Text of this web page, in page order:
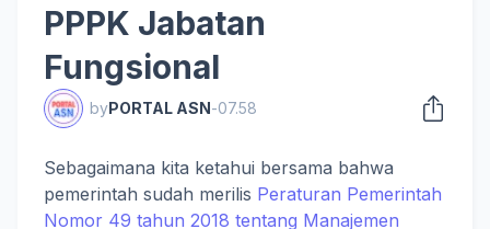
PPPK Jabatan
Fungsional
byPORTAL ASN-07.58
Sebagaimana kita ketahui bersama bahwa
pemerintah sudah merilis Peraturan Pemerintah
Nomor 49 tahun 2018 tentang Manajemen